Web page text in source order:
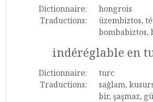
Dictionnaire:
hongrois
Traductions:
üzembiztos,
bombabiztos,
indéréglable en
Dictionnaire:
turc
Traductions:
sağlam,
bir, şaşmaz,